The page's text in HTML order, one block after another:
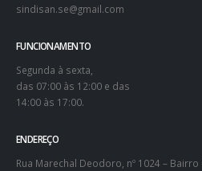
sindisan.se@gmail.com
FUNCIONAMENTO
Segunda à sexta,
das 07:00 às 12:00 e das
14:00 às 17:00.
ENDEREÇO
Rua Marechal Deodoro, nº 1024 – Bairro